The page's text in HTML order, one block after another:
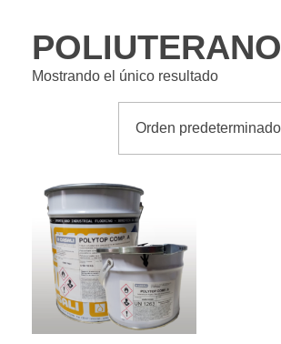
POLIUTERANO
Mostrando el único resultado